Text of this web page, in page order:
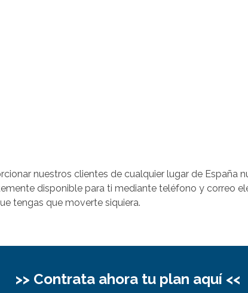
nuestros clientes de cualquier lugar de España
disponible para ti mediante teléfono y correo
tengas que moverte siquiera.
>> Contrata ahora tu plan aquí <<